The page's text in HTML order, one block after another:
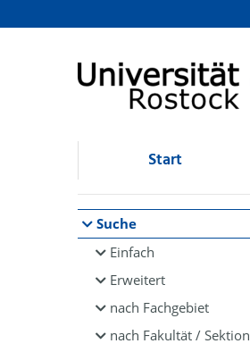
Browsen
direkt zum Inhalt
Start
Suche
Einfach
Erweitert
nach Fachgebiet
nach Fakultät / Sektion